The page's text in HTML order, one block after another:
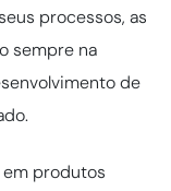
processos, as
sempre na
de
em produtos